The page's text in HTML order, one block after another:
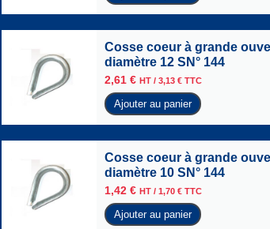
Cosse coeur à grande
diamètre 12 SN° 144
2,61 € HT / 3,13 € TTC
Ajouter au panier
Cosse coeur à grande
diamètre 10 SN° 144
1,42 € HT / 1,70 € TTC
Ajouter au panier